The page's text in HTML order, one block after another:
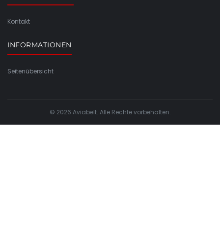
Kontakt
INFORMATIONEN
Seitenübersicht
© 2026 Aviabelt. Alle Rechte vorbehalten.